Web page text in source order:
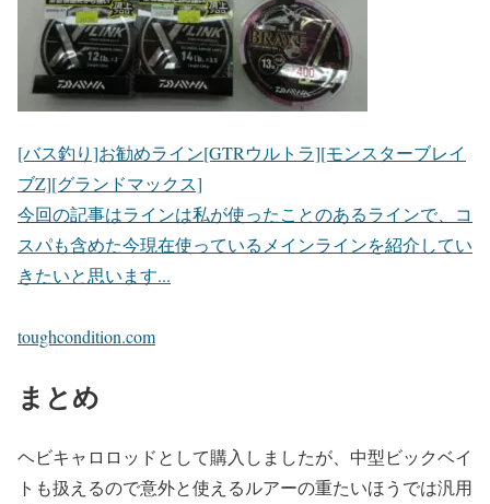
[バス釣り]お勧めライン[GTRウルトラ][モンスターブレイ
ブZ][グランドマックス]
今回の記事はラインは私が使ったことのあるラインで、コ
スパも含めた今現在使っているメインラインを紹介してい
きたいと思います...
toughcondition.com
まとめ
ヘビキャロロッドとして購入しましたが、中型ビックベイ
トも扱えるので意外と使えるルアーの重たいほうでは汎用